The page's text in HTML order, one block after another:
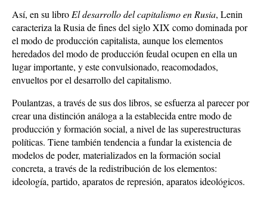
Así, en su libro El desarrollo del capitalismo en Rusia, Lenin
caracteriza la Rusia de fines del siglo XIX como dominada por
el modo de producción capitalista, aunque los elementos
heredados del modo de producción feudal ocupen en ella un
lugar importante, y este convulsionado, reacomodados,
envueltos por el desarrollo del capitalismo.
Poulantzas, a través de sus dos libros, se esfuerza al parecer por
crear una distinción análoga a la establecida entre modo de
producción y formación social, a nivel de las superestructuras
políticas. Tiene también tendencia a fundar la existencia de
modelos de poder, materializados en la formación social
concreta, a través de la redistribución de los elementos:
ideología, partido, aparatos de represión, aparatos ideológicos.